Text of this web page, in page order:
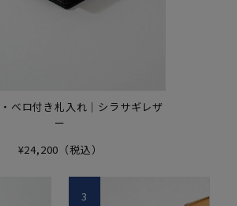
ベロ付き札入れ｜シラサギレザ
ー
¥24,200（税込）
3